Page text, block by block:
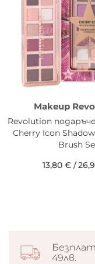
Makeup
Revolution
Cherry Icon
Brush
13,80 €/
49лв.